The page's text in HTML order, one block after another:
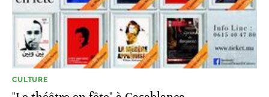
CULTURE